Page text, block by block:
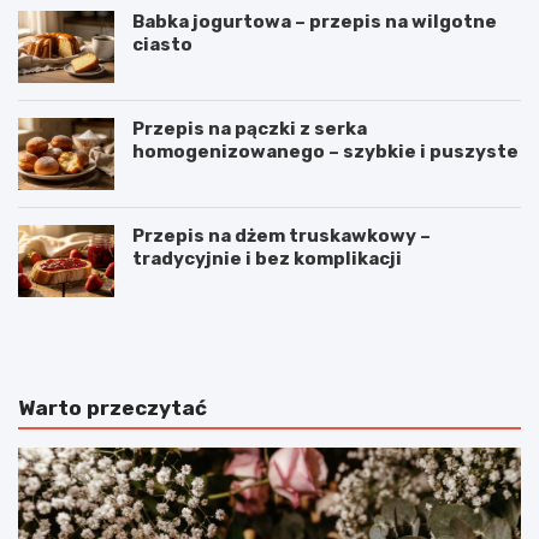
Babka jogurtowa – przepis na wilgotne
ciasto
Przepis na pączki z serka
homogenizowanego – szybkie i puszyste
Przepis na dżem truskawkowy –
tradycyjnie i bez komplikacji
B
z
k
i
m
l
e
O
z
p
o
m
i
d
Warto przeczytać